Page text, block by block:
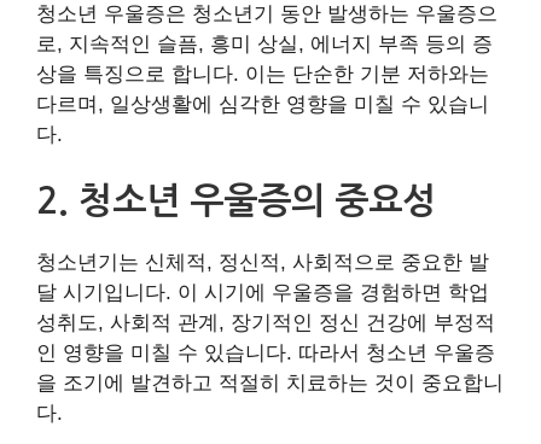
청소년 우울증은 청소년기 동안 발생하는 우울증으
로, 지속적인 슬픔, 흥미 상실, 에너지 부족 등의 증
상을 특징으로 합니다. 이는 단순한 기분 저하와는
다르며, 일상생활에 심각한 영향을 미칠 수 있습니
다.
2. 청소년 우울증의 중요성
청소년기는 신체적, 정신적, 사회적으로 중요한 발
달 시기입니다. 이 시기에 우울증을 경험하면 학업
성취도, 사회적 관계, 장기적인 정신 건강에 부정적
인 영향을 미칠 수 있습니다. 따라서 청소년 우울증
을 조기에 발견하고 적절히 치료하는 것이 중요합니
다.